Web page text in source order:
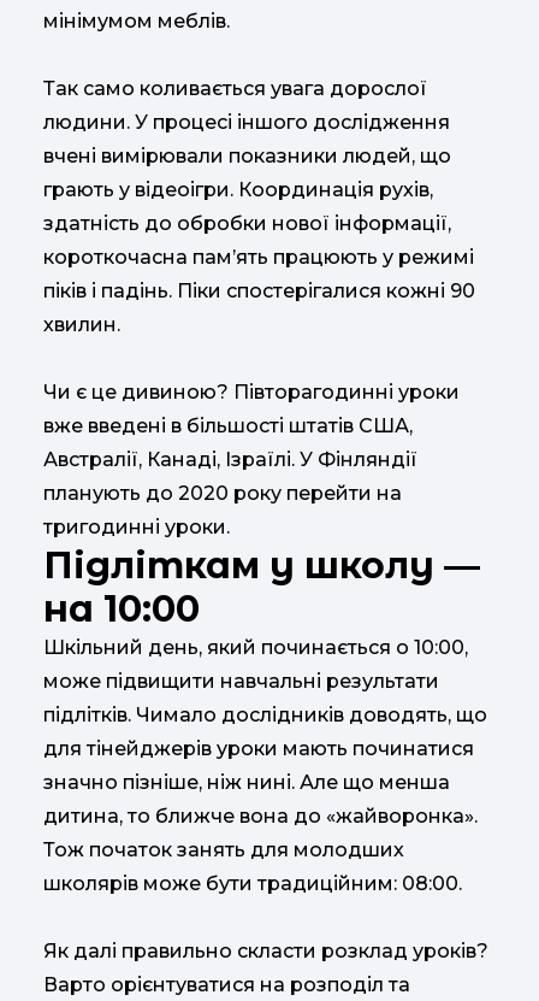
мінімумом меблів.
Так само коливається увага дорослої
людини. У процесі іншого дослідження
вчені вимірювали показники людей, що
грають у відеоігри. Координація рухів,
здатність до обробки нової інформації,
короткочасна пам’ять працюють у режимі
піків і падінь. Піки спостерігалися кожні 90
хвилин.
Чи є це дивиною? Півторагодинні уроки
вже введені в більшості штатів США,
Австралії, Канаді, Ізраїлі. У Фінляндії
планують до 2020 року перейти на
тригодинні уроки.
Підліткам у школу —
на 10:00
Шкільний день, який починається о 10:00,
може підвищити навчальні результати
підлітків. Чимало дослідників доводять, що
для тінейджерів уроки мають починатися
значно пізніше, ніж нині. Але що менша
дитина, то ближче вона до «жайворонка».
Тож початок занять для молодших
школярів може бути традиційним: 08:00.
Як далі правильно скласти розклад уроків?
Варто орієнтуватися на розподіл та